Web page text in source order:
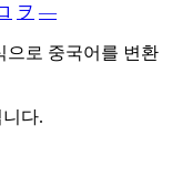
ヲ ―
으로 중국어를 변환
다.